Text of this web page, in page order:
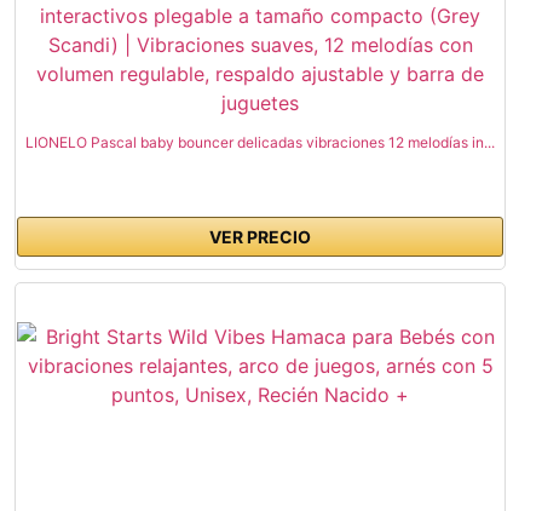
LIONELO Pascal baby bouncer delicadas vibraciones 12 melodías in...
VER PRECIO